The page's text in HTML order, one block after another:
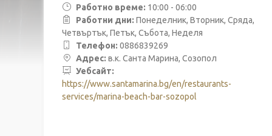
Работно време: 10:00 - 06:00
Работни дни: Понеделник, Вторник, Сряда,
Четвъртък, Петък, Събота, Неделя
Телефон: 0886839269
Адрес: в.к. Санта Марина, Созопол
Уебсайт:
https://www.santamarina.bg/en/restaurants-
services/marina-beach-bar-sozopol